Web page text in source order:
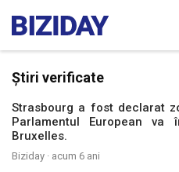
Știri verificate
Strasbourg a fost declarat
Parlamentul European va
Bruxelles.
Biziday · acum 6 ani